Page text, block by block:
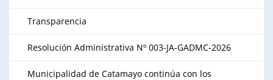
Transparencia
Resolución Administrativa Nº 003-JA-GADMC-2026
Municipalidad de Catamayo continúa con los